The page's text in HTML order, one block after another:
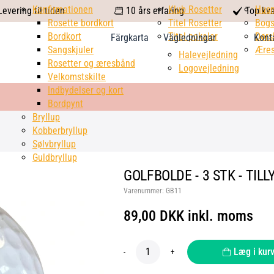
til tiden calendar
10 års erfaring
check
mark
Top
Färgkarta
Vägledningar
Halevejledning
Logovejledning
Konfirmationen
Rosette bordkort
Bordkort
Sangskjuler
Rosetter og æresbånd
Velkomstskilte
Indbydelser og kort
Bordpynt
Bryllup
Kobberbryllup
Sølvbryllup
Guldbryllup
Klub Rosetter
Titel Rosetter
Titel pokaler
GOLFBOLDE - 3 STK -
Varenummer: GB11
89,00 DKK inkl. moms
- + Læg i kurv